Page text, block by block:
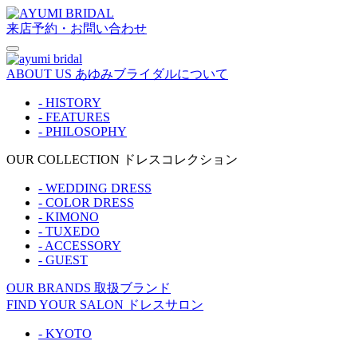
来店予約・お問い合わせ
ABOUT US あゆみブライダルについて
- HISTORY
- FEATURES
- PHILOSOPHY
OUR COLLECTION ドレスコレクション
- WEDDING DRESS
- COLOR DRESS
- KIMONO
- TUXEDO
- ACCESSORY
- GUEST
OUR BRANDS 取扱ブランド
FIND YOUR SALON ドレスサロン
- KYOTO